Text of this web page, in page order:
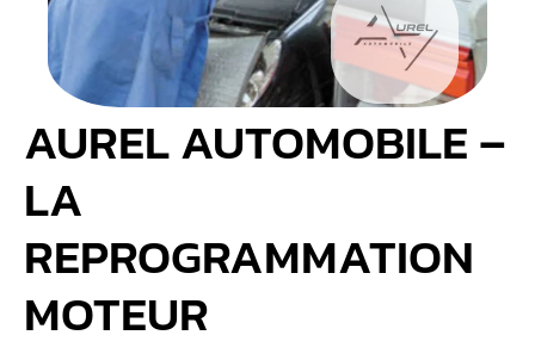
AUREL AUTOMOBILE –
LA
REPROGRAMMATION
MOTEUR